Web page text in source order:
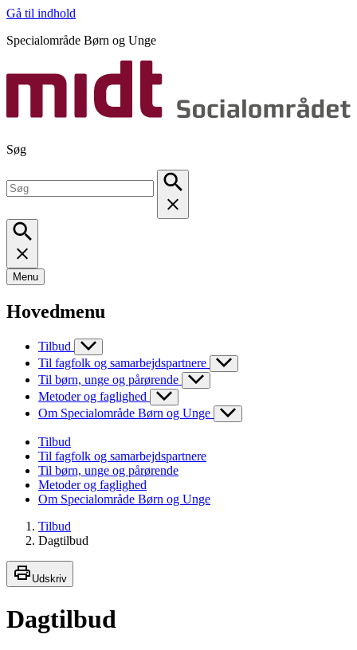
Gå til indhold
Specialområde Børn og Unge
Søg
Menu
Hovedmenu
Tilbud
Til fagfolk og samarbejdspartnere
Til børn, unge og pårørende
Metoder og faglighed
Om Specialområde Børn og Unge
Tilbud
Til fagfolk og samarbejdspartnere
Til børn, unge og pårørende
Metoder og faglighed
Om Specialområde Børn og Unge
Tilbud
Dagtilbud
Udskriv
Dagtilbud